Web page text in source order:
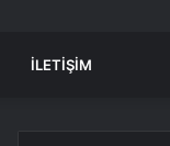
İLETIŞIM